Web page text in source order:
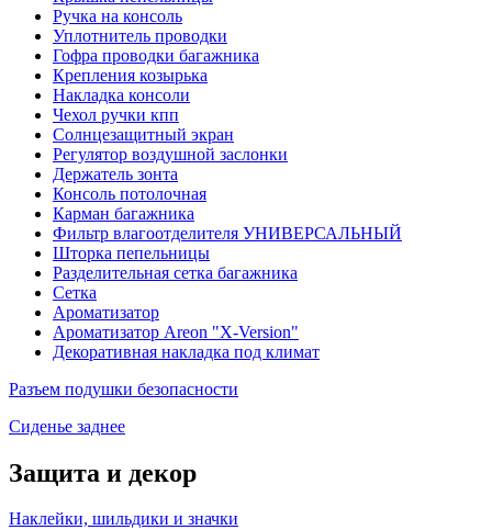
Ручка на консоль
Уплотнитель проводки
Гофра проводки багажника
Крепления козырька
Накладка консоли
Чехол ручки кпп
Солнцезащитный экран
Регулятор воздушной заслонки
Держатель зонта
Консоль потолочная
Карман багажника
Фильтр влагоотделителя УНИВЕРСАЛЬНЫЙ
Шторка пепельницы
Разделительная сетка багажника
Сетка
Ароматизатор
Ароматизатор Areon "X-Version"
Декоративная накладка под климат
Разъем подушки безопасности
Сиденье заднее
Защита и декор
Наклейки, шильдики и значки